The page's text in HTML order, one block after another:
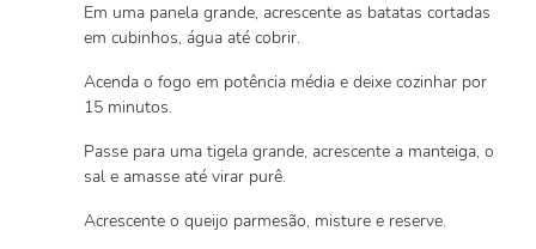
Em uma panela grande, acrescente as batatas cortadas
em cubinhos, água até cobrir.
Acenda o fogo em potência média e deixe cozinhar por
15 minutos.
Passe para uma tigela grande, acrescente a manteiga, o
sal e amasse até virar purê.
Acrescente o queijo parmesão, misture e reserve.